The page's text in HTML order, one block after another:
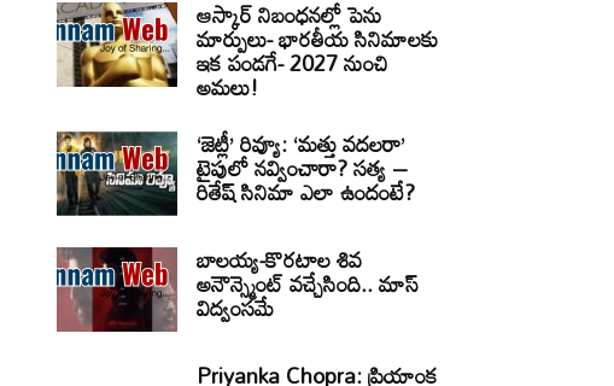
ఆస్కార్ నిబంధనల్లో పెను
మార్పులు- భారతీయ సినిమాలకు
ఇక పండగే- 2027 నుంచి
అమలు!
‘జెట్లీ’ రివ్యూ: ‘మత్తు వదలరా’
టైపులో నవ్వించారా? సత్య –
రితేష్ సినిమా ఎలా ఉందంటే?
బాలయ్య-కొరటాల శివ
అనౌన్స్మెంట్ వచ్చేసింది.. మాస్
విద్వంసమే
Priyanka Chopra: ప్రియాంక